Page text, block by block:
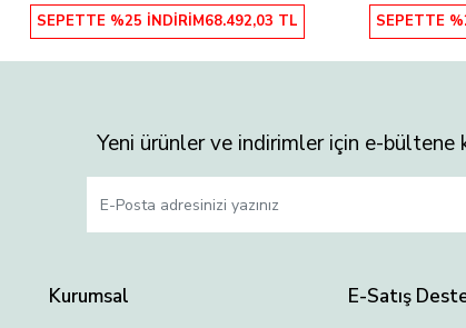
SEPETTE %25 İNDİRİM68.492,03 TL SEPETTE
Yeni ürünler ve indirimler için e-bültene
Kurumsal E-Satış